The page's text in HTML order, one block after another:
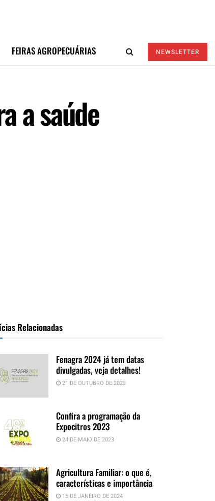
FEIRAS AGROPECUÁRIAS NEWSLETTER
a saúde
Relacionadas
Fenagra 2024 já tem datas
divulgadas, veja detalhes!
21 DE OUTUBRO DE 2023
Confira a programação da
Expocitros 2023
24 DE MAIO DE 2023
Agricultura Familiar: o que é,
características e importância
15 DE JANEIRO DE 2024